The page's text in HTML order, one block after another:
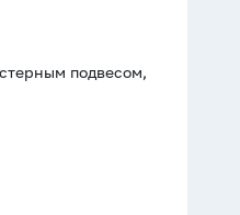
подвесом,